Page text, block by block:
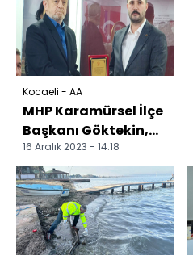
Kocaeli - AA
MHP Karamürsel İlçe
Başkanı Göktekin,
partililerle buluştu
16 Aralık 2023 - 14:18